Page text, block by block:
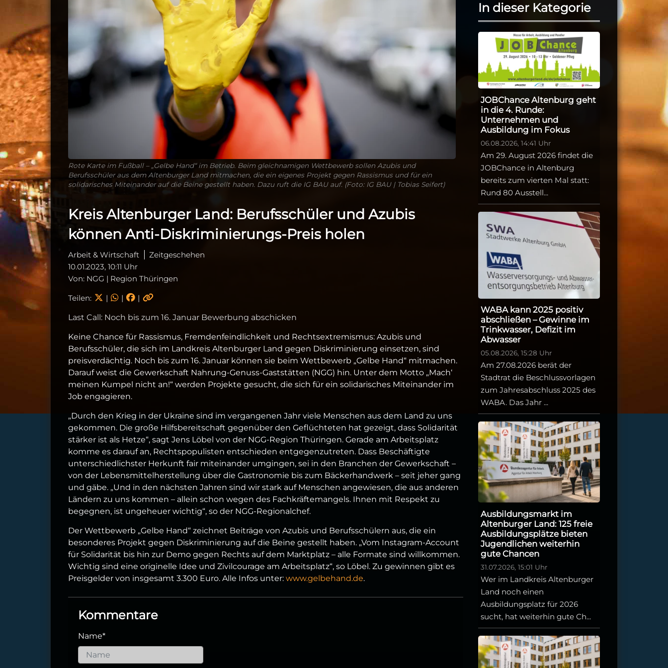
Rote Karte im Fußball – „Gelbe Hand“ im Betrieb. Beim gleichnamigen Wettbewerb sollen Azubis und
Berufsschüler aus dem Altenburger Land mitmachen, die ein eigenes Projekt gegen Rassismus und für ein
solidarisches Miteinander auf die Beine gestellt haben. Dazu ruft die IG BAU auf. (Foto: IG BAU | Tobias Seifert)
Kreis Altenburger Land: Berufsschüler und Azubis
können Anti-Diskriminierungs-Preis holen
Arbeit & Wirtschaft
Zeitgeschehen
10.01.2023, 10:11 Uhr
Von: NGG | Region Thüringen
Teilen: | | |
Last Call: Noch bis zum 16. Januar Bewerbung abschicken
Keine Chance für Rassismus, Fremdenfeindlichkeit und Rechtsextremismus: Azubis und
Berufsschüler, die sich im Landkreis Altenburger Land gegen Diskriminierung einsetzen, sind
preisverdächtig. Noch bis zum 16. Januar können sie beim Wettbewerb „Gelbe Hand“ mitmachen.
Darauf weist die Gewerkschaft Nahrung-Genuss-Gaststätten (NGG) hin. Unter dem Motto „Mach‘
meinen Kumpel nicht an!“ werden Projekte gesucht, die sich für ein solidarisches Miteinander im
Job engagieren.
„Durch den Krieg in der Ukraine sind im vergangenen Jahr viele Menschen aus dem Land zu uns
gekommen. Die große Hilfsbereitschaft gegenüber den Geflüchteten hat gezeigt, dass Solidarität
stärker ist als Hetze“, sagt Jens Löbel von der NGG-Region Thüringen. Gerade am Arbeitsplatz
komme es darauf an, Rechtspopulisten entschieden entgegenzutreten. Dass Beschäftigte
unterschiedlichster Herkunft fair miteinander umgingen, sei in den Branchen der Gewerkschaft –
von der Lebensmittelherstellung über die Gastronomie bis zum Bäckerhandwerk – seit jeher gang
und gäbe. „Und in den nächsten Jahren sind wir stark auf Menschen angewiesen, die aus anderen
Ländern zu uns kommen – allein schon wegen des Fachkräftemangels. Ihnen mit Respekt zu
begegnen, ist ungeheuer wichtig“, so der NGG-Regionalchef.
Der Wettbewerb „Gelbe Hand“ zeichnet Beiträge von Azubis und Berufsschülern aus, die ein
besonderes Projekt gegen Diskriminierung auf die Beine gestellt haben. „Vom Instagram-Account
für Solidarität bis hin zur Demo gegen Rechts auf dem Marktplatz – alle Formate sind willkommen.
Wichtig sind eine originelle Idee und Zivilcourage am Arbeitsplatz“, so Löbel. Zu gewinnen gibt es
Preisgelder von insgesamt 3.300 Euro. Alle Infos unter: www.gelbehand.de.
Kommentare
Name*
In dieser Kategorie
JOBChance Altenburg geht
in die 4. Runde:
Unternehmen und
Ausbildung im Fokus
06.08.2026, 14:41 Uhr
Am 29. August 2026 findet die
JOBChance in Altenburg
bereits zum vierten Mal statt:
Rund 80 Ausstell...
WABA kann 2025 positiv
abschließen – Gewinne im
Trinkwasser, Defizit im
Abwasser
05.08.2026, 15:28 Uhr
Am 27.08.2026 berät der
Stadtrat die Beschlussvorlagen
zum Jahresabschluss 2025 des
WABA. Das Jahr ...
Ausbildungsmarkt im
Altenburger Land: 125 freie
Ausbildungsplätze bieten
Jugendlichen weiterhin
gute Chancen
31.07.2026, 15:01 Uhr
Wer im Landkreis Altenburger
Land noch einen
Ausbildungsplatz für 2026
sucht, hat weiterhin gute Ch...